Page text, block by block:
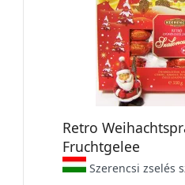
Retro
Fruchtgelee
Szerencsi zselés